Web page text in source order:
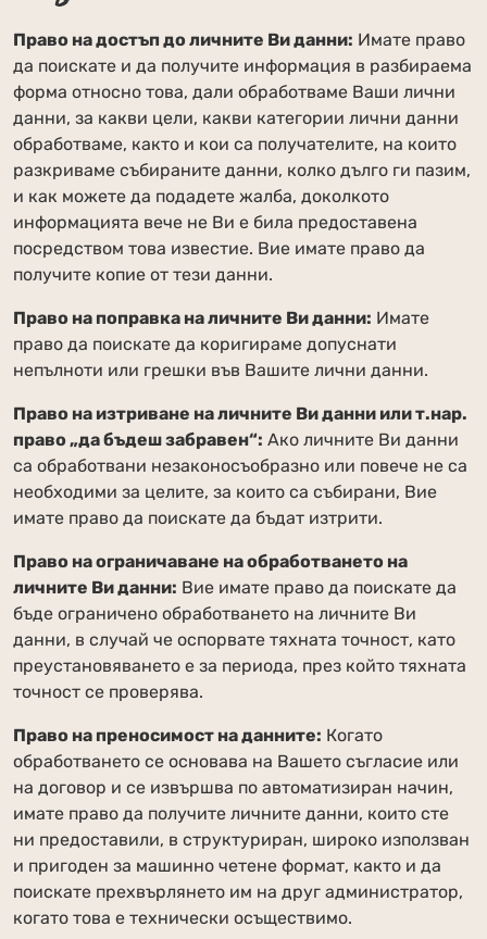
Право на достъп до личните Ви данни: Имате право
да поискате и да получите информация в разбираема
форма относно това, дали обработваме Ваши лични
данни, за какви цели, какви категории лични данни
обработваме, както и кои са получателите, на които
разкриваме събираните данни, колко дълго ги пазим,
и как можете да подадете жалба, доколкото
информацията вече не Ви е била предоставена
посредством това известие. Вие имате право да
получите копие от тези данни.
Право на поправка на личните Ви данни: Имате
право да поискате да коригираме допуснати
непълноти или грешки във Вашите лични данни.
Право на изтриване на личните Ви данни или т.нар.
право „да бъдеш забравен“: Ако личните Ви данни
са обработвани незаконосъобразно или повече не са
необходими за целите, за които са събирани, Вие
имате право да поискате да бъдат изтрити.
Право на ограничаване на обработването на
личните Ви данни: Вие имате право да поискате да
бъде ограничено обработването на личните Ви
данни, в случай че оспорвате тяхната точност, като
преустановяването е за периода, през който тяхната
точност се проверява.
Право на преносимост на данните: Когато
обработването се основава на Вашето съгласие или
на договор и се извършва по автоматизиран начин,
имате право да получите личните данни, които сте
ни предоставили, в структуриран, широко използван
и пригоден за машинно четене формат, както и да
поискате прехвърлянето им на друг администратор,
когато това е технически осъществимо.